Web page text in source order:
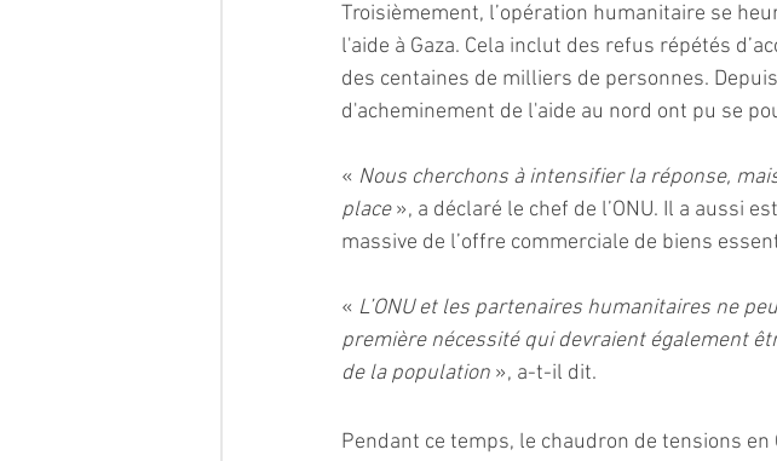
Troisièmement, l’opération humanitaire se
l'aide à Gaza. Cela inclut des refus répétés
des centaines de milliers de personnes.
d'acheminement de l'aide au nord ont pu se
« Nous cherchons à intensifier la réponse,
place », a déclaré le chef de l’ONU. Il a aussi
massive de l’offre commerciale de biens
« L’ONU et les partenaires humanitaires ne
première nécessité qui devraient également
de la population », a-t-il dit.
Pendant ce temps, le chaudron de tensions